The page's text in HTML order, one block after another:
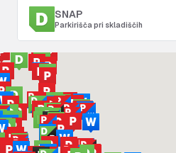
SNAP
Parkirišča pri skladiščih